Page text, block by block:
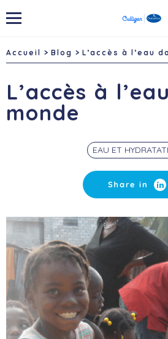
Accueil Blog L’accès à l’eau
L’accès à
monde
EAU ET